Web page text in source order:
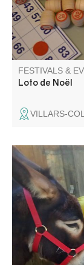
FESTIVALS &
Loto de Noël
VILLARS-
Venez
l'amour
Rencontre du
contes et